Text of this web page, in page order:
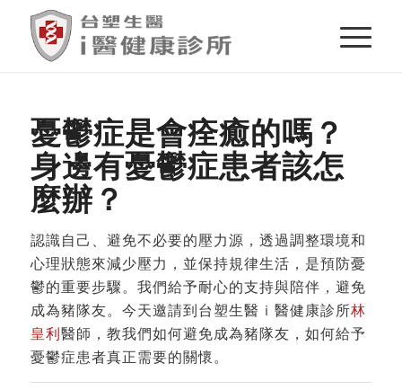
憂鬱症是會痊癒的嗎？
身邊有憂鬱症患者該怎
麼辦？
認識自己、避免不必要的壓力源，透過調整環境和
心理狀態來減少壓力，並保持規律生活，是預防憂
鬱的重要步驟。我們給予耐心的支持與陪伴，避免
成為豬隊友。今天邀請到台塑生醫ｉ醫健康診所林
皇利 醫師，教我們如何避免成為豬隊友，如何給予
憂鬱症患者真正需要的關懷。